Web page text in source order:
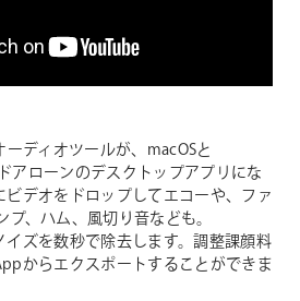
ディオツールが、macOSと
アローンのデスクトップアプリにな
デオをドロップしてエコーや、ファ
、ハム、風切り音なども。
ズを数秒で除去します。調整課顔料
からエクスポートすることができま